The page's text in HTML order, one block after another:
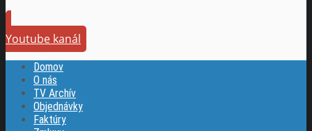
Youtube kanál
Domov
O nás
TV Archív
Objednávky
Faktúry